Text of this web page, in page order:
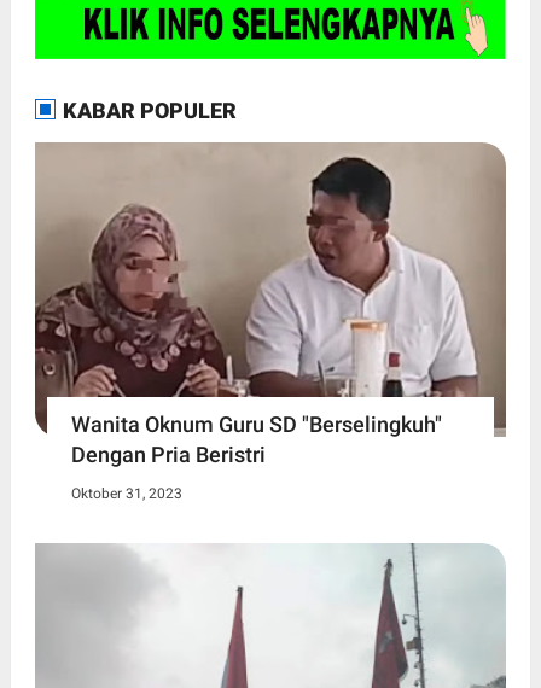
KABAR POPULER
Wanita Oknum Guru SD "Berselingkuh"
Dengan Pria Beristri
Oktober 31, 2023